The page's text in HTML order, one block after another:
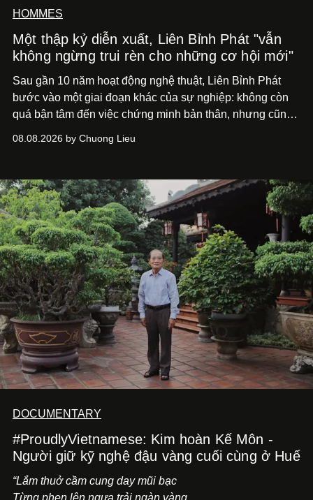
HOMMES
Một thập kỷ diễn xuất, Liên Bỉnh Phát "vẫn
không ngừng trui rèn cho những cơ hội mới"
Sau gần 10 năm hoạt động nghệ thuật, Liên Bỉnh Phát
bước vào một giai đoạn khác của sự nghiệp: không còn
quá bận tâm đến việc chứng minh bản thân, nhưng cũng
bằng một tâm thế điềm tĩnh hơn. Anh tiếp tục học hỏi, trau
dồi và chờ đợi những vai diễn đủ sức đưa mình đến
những vùng đất mới. Ở tuổi ngoài 30, điều anh theo đuổi
không phải những đích đến quá lớn, mà là khả năng luôn
tiến về phía trước.
08.08.2026 by Chuong Lieu
DOCUMENTARY
#ProudlyVietnamese: Kim hoàn Kế Môn -
Người giữ kỹ nghệ đậu vàng cuối cùng ở Huế
“Lắm thuở cầm cung day mũi bạc